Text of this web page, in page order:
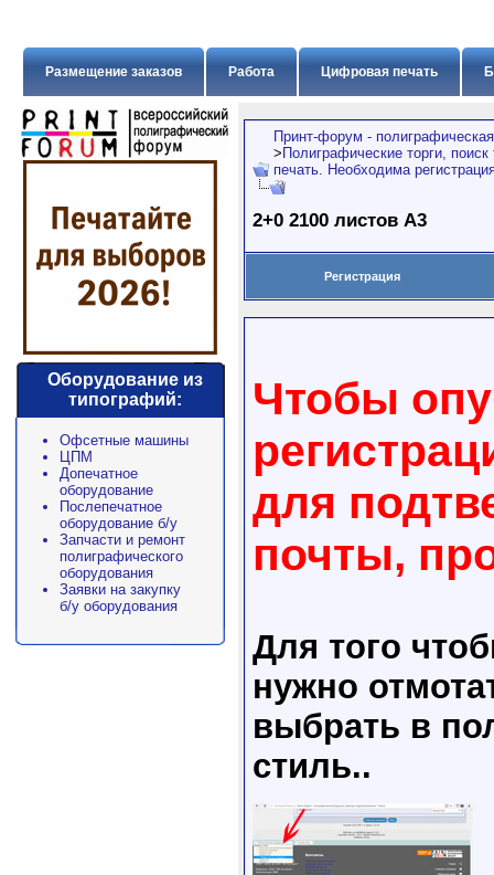
Цифровая печать
Работа
Размещение заказов
Оборудование из
типографий:
Офсетные машины
ЦПМ
Допечатное
оборудование
Послепечатное
оборудование б/у
Запчасти и ремонт
полиграфического
оборудования
Заявки на закупку
б/у оборудования
Принт-форум -
> Полиграфические торги,
печать. Необходима
2+0 2100 листов А3
Регистрация
Чтобы
для
почты,
Для того
нужно
выбрать в
стиль..